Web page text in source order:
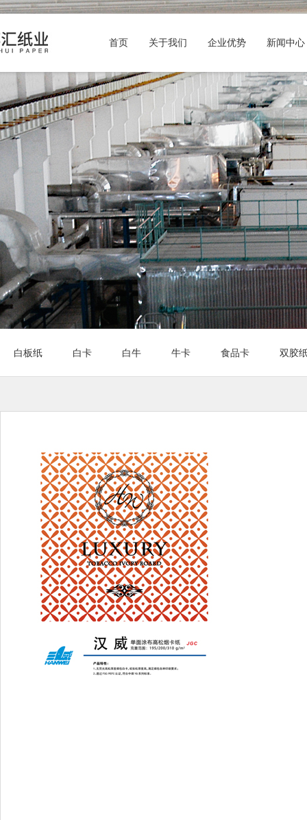
首页 关于我们 企业优势 新闻中心
白板纸 白卡 白牛 牛卡 食品卡 双胶